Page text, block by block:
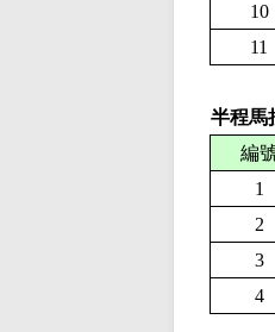
10
11
半程馬
編
1
2
3
4